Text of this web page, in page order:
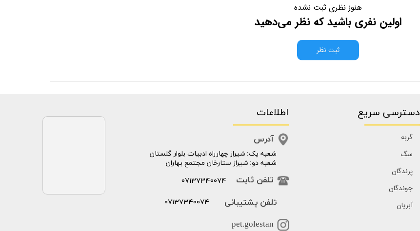
هنوز نظری ثبت نشده
اولین نفری باشید که نظر می‌دهید
ثبت نظر
دسترسی سریع
گربه
سگ
پرندگان
جوندگان
آبزیان
​​شعبه یک: شیراز چهارراه ادبیات بلوار گلستان
شعبه دو: شیراز ستارخان مجتمع بهاران
اطلاعات
آدرس
تلفن ثابت 07137340074
pet.golestan
تلفن پشتیبانی 07137340074